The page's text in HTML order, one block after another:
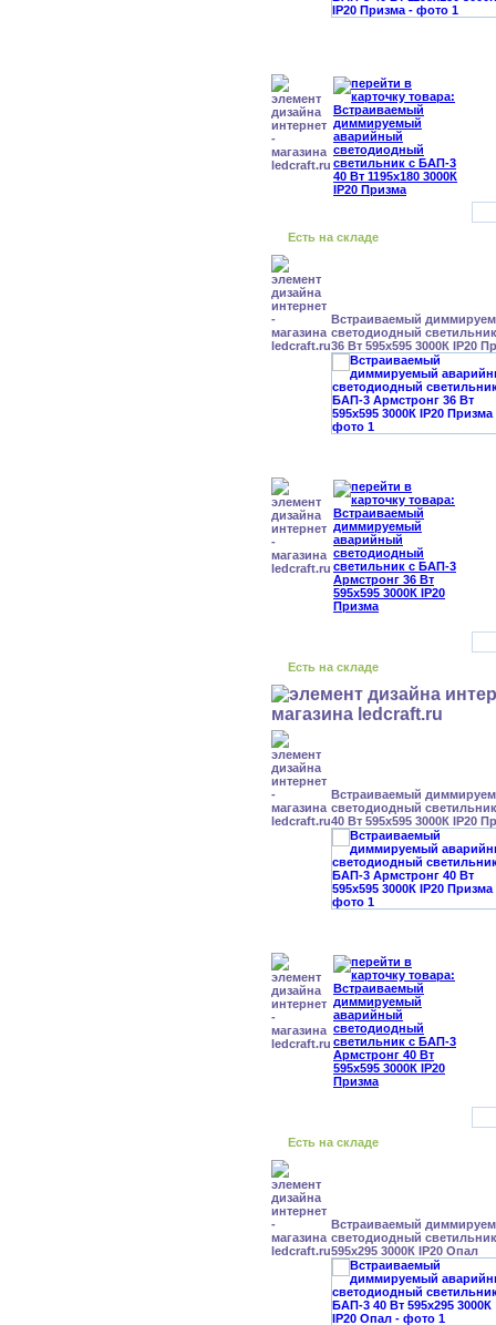
Есть на складе
Встраиваемый
светодиодный
36 Вт 595x595 3000К IP20
Есть на складе
Встраиваемый
светодиодный
40 Вт 595x595 3000К IP20
Есть на складе
Встраиваемый
светодиодный
595x295 3000К IP20 Опал